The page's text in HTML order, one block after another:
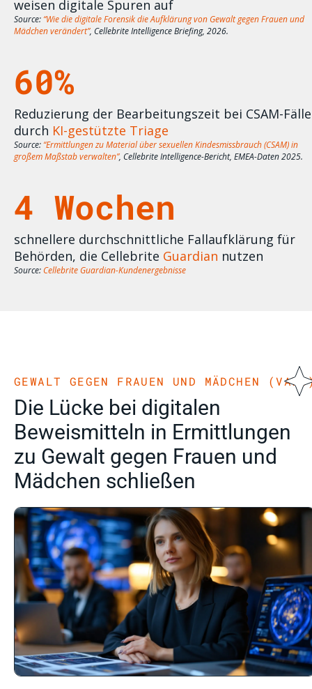
weisen digitale Spuren auf
Source:“Wie die digitale Forensik die Aufklärung von Gewalt gegen Frauen und
Mädchen verändert”, Cellebrite Intelligence Briefing, 2026.
60%
Reduzierung der Bearbeitungszeit bei CSAM-
durch KI-gestützte Triage
Source:“Ermittlungen zu Material über sexuellen Kindesmissbrauch (CSAM) in
großem Maßstab verwalten”, Cellebrite Intelligence-Bericht, EMEA-Daten 2025.
4 Wochen
schnellere durchschnittliche Fallaufklärung für
Behörden, die Cellebrite Guardian nutzen
Source: Cellebrite Guardian-Kundenergebnisse
GEWALT GEGEN FRAUEN UND MÄDCHEN
Die Lücke bei digitalen
Beweismitteln in Ermittlungen
zu Gewalt gegen Frauen und
Mädchen schließen